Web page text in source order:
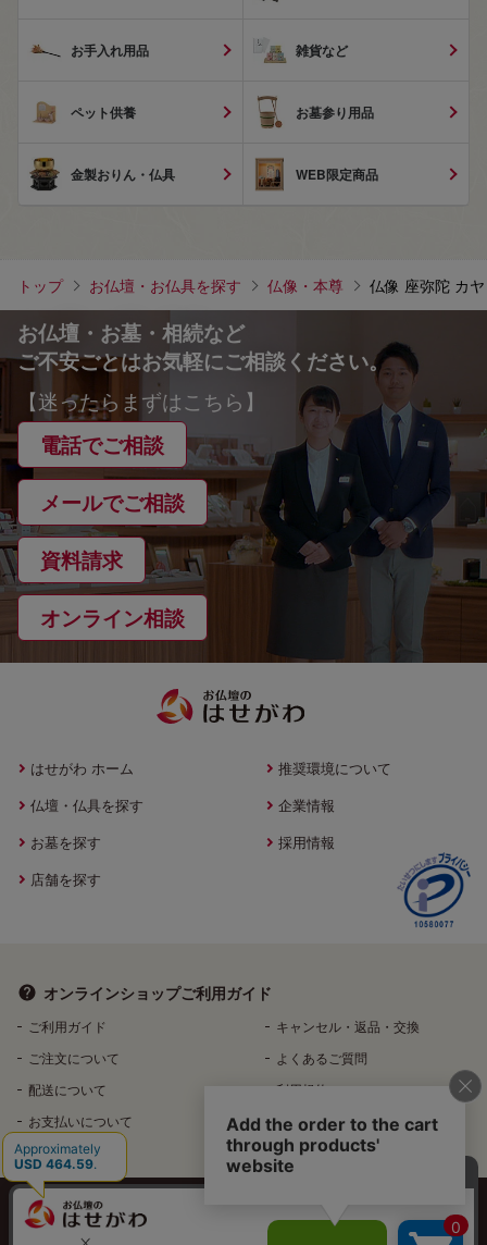
お手入れ用品 雑貨など
ペット供養 お墓参り用品
金製おりん・仏具 WEB限定商品
トップ お仏壇・お仏具を探す 仏像・本尊 仏像 座弥陀 カ
お仏壇・お墓・相続など
ご不安ごとはお気軽にご相談ください。
【迷ったらまずはこちら】
電話でご相談
メールでご相談
資料請求
オンライン相談
はせがわ ホーム
仏壇・仏具を探す
お墓を探す
店舗を探す
推奨環境について
企業情報
採用情報
オンラインショップご利用ガイド
ご利用ガイド
ご注文について
配送について
お支払いについて
キャンセル・返品・交換
よくあるご質問
利用規約
特定商取引法に基づく表記
個人情報保護方針